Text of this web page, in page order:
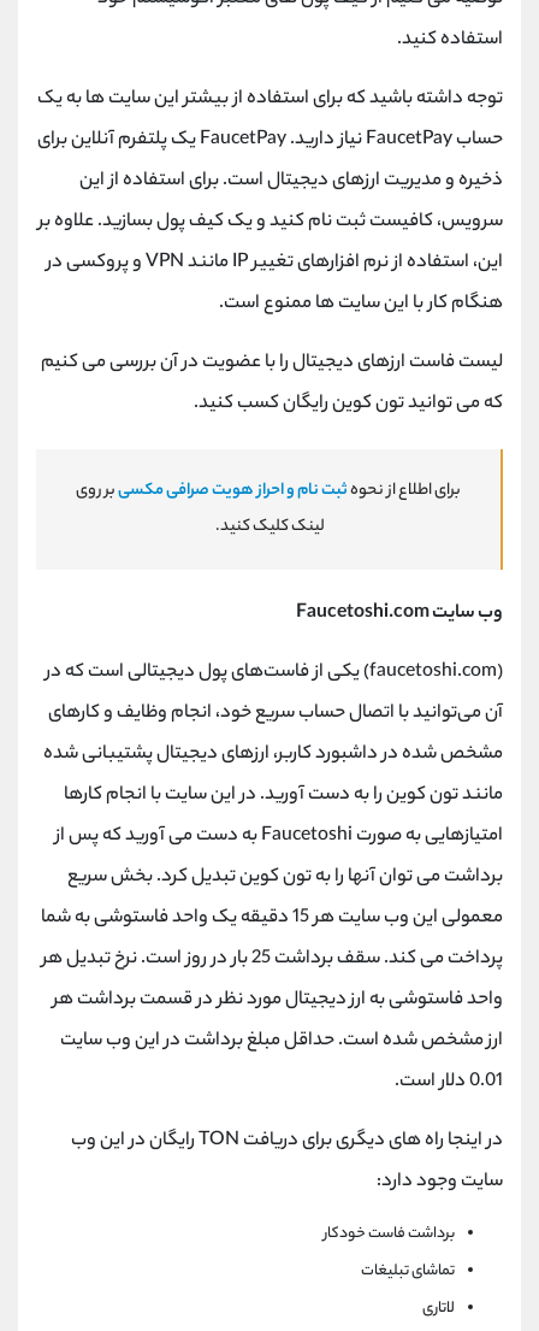
استفاده کنید.
توجه داشته باشید که برای استفاده از بیشتر این سایت ها به یک
حسابFaucetPayنیاز دارید.FaucetPayیک پلتفرم آنلاین برای
ذخیره و مدیریت ارزهای دیجیتال است. برای استفاده از این
سرویس، کافیست ثبت نام کنید و یک کیف پول بسازید. علاوه بر
این، استفاده از نرم افزارهای تغییرIPمانندVPNو پروکسی در
هنگام کار با این سایت ها ممنوع است.
لیست فاست ارزهای دیجیتال را با عضویت در آن بررسی می کنیم
که می توانید تون کوین رایگان کسب کنید.
برای اطلاع از نحوهثبت نام و احراز هویت صرافی مکسیبر روی
لینک کلیک کنید.
وب سایتFaucetoshi.com
(faucetoshi.com)یکی از فاست‌های پول دیجیتالی است که در
آن می‌توانید با اتصال حساب سریع خود، انجام وظایف و کارهای
مشخص شده در داشبورد کاربر، ارزهای دیجیتال پشتیبانی شده
مانند تون کوین را به دست آورید. در این سایت با انجام کارها
امتیازهایی به صورت Faucetoshiبه دست می آورید که پس از
برداشت می توان آنها را به تون کوین تبدیل کرد. بخش سریع
معمولی این وب سایت هر 15 دقیقه یک واحد فاستوشی به شما
پرداخت می کند. سقف برداشت 25 بار در روز است. نرخ تبدیل هر
واحد فاستوشی به ارز دیجیتال مورد نظر در قسمت برداشت هر
ارز مشخص شده است. حداقل مبلغ برداشت در این وب سایت
0.01 دلار است.
در اینجا راه های دیگری برای دریافت TONرایگان در این وب
سایت وجود دارد:
برداشت فاست خودکار
تماشای تبلیغات
لاتاری